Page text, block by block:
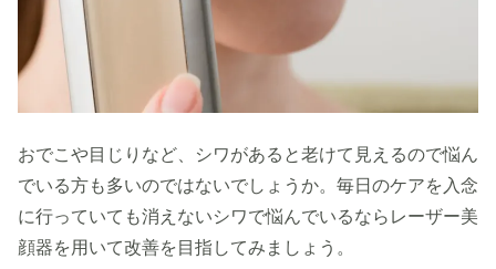
おでこや目じりなど、シワがあると老けて見えるので悩ん
でいる方も多いのではないでしょうか。毎日のケアを入念
に行っていても消えないシワで悩んでいるならレーザー美
顔器を用いて改善を目指してみましょう。